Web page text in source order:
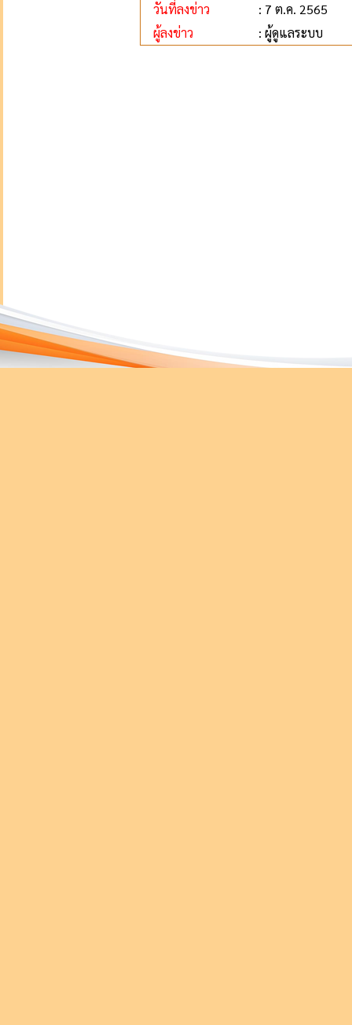
วันที่ลงข่าว
: 7 ต.ค. 2565
ผู้ลงข่าว
: ผู้ดูแลระบบ